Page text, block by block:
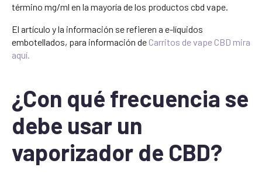
término mg/ml en la mayoría de los productos cbd vape.
El artículo y la información se refieren a e-líquidos
embotellados, para información de Carritos de vape CBD mira
aquí.
¿Con qué frecuencia se
debe usar un
vaporizador de CBD?